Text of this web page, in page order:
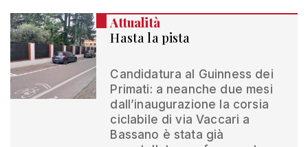
Attualità
Hasta la pista
Candidatura al Guinness dei
Primati: a neanche due mesi
dall’inaugurazione la corsia
ciclabile di via Vaccari a
Bassano è stata già